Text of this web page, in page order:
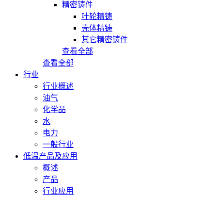
精密铸件
叶轮精铸
壳体精铸
其它精密铸件
查看全部
查看全部
行业
行业概述
油气
化学品
水
电力
一般行业
低温产品及应用
概述
产品
行业应用